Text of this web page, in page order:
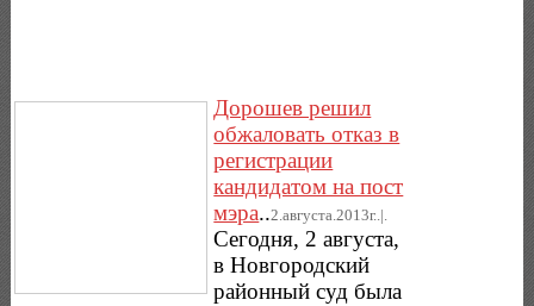
Дорошев решил
обжаловать отказ в
регистрации
кандидатом на пост
мэра..2.августа.2013г..|.
Сегодня, 2 августа,
в Новгородский
районный суд была